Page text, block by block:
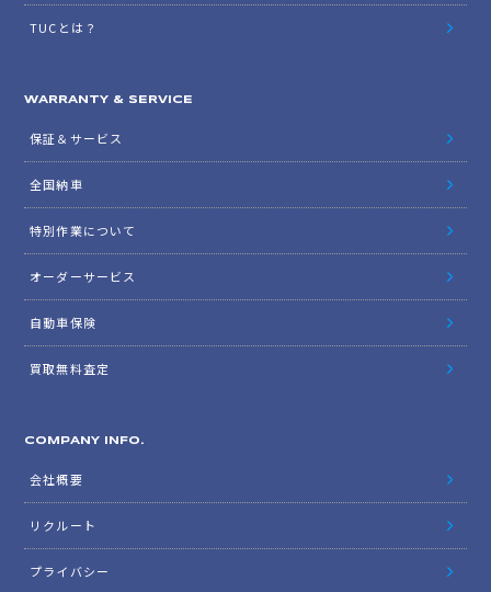
TUCとは？
WARRANTY & SERVICE
保証＆サービス
全国納車
特別作業について
オーダーサービス
自動車保険
買取無料査定
COMPANY INFO.
会社概要
リクルート
プライバシー